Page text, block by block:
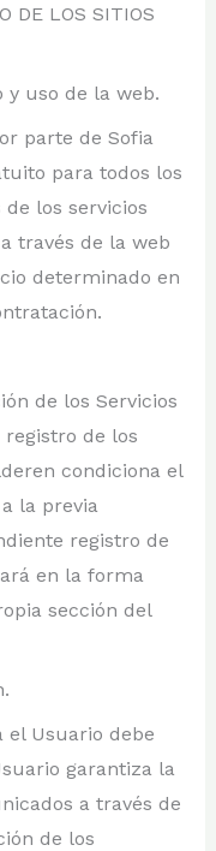
DE LOS SITIOS
y uso de la web.
parte de Sofia
para todos los
los servicios
través de la web
determinado en
de los Servicios
de los
condiciona el
la previa
registro de
en la forma
sección del
Usuario debe
garantiza la
a través de
de los